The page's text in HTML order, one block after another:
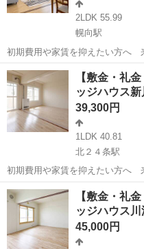
2LDK 55.99
幌向駅
初期費用や家賃を抑えたい方へ
ーレント1ヶ月＋最大3万円引越
鍵交換手数料0円！※契約内容や
がございます。幌向保育園 徒歩
北海道 岩見沢市 幌向駅
【敷金・礼
ッジハウス
39,300円
1LDK 40.81
北２４条駅
初期費用や家賃を抑えたい方へ
ーレント1ヶ月＋最大3万円引越
鍵交換手数料0円！※契約内容や
がございます。そうせい幼稚園
北海道 札幌市 北２４条駅
【敷金・礼
ッジハウス
45,000円